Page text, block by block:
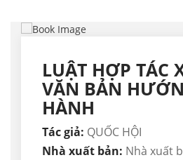
LUẬT HỢP TÁC
VĂN BẢN
HÀNH
Tác giả: QUỐC HỘI
Nhà xuất bản: Nhà xuất